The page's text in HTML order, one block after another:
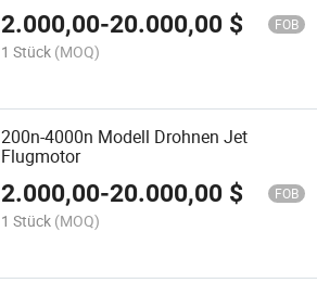
2.000,00-20.000,00 $ FOB
1 Stück (MOQ)
200n-4000n Modell Drohnen Jet
Flugmotor
2.000,00-20.000,00 $ FOB
1 Stück (MOQ)